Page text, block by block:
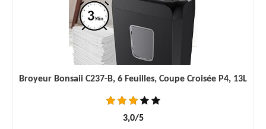
Broyeur Bonsaii C237-B, 6 Feuilles, Coupe Croisée P4, 13L
3,0/5